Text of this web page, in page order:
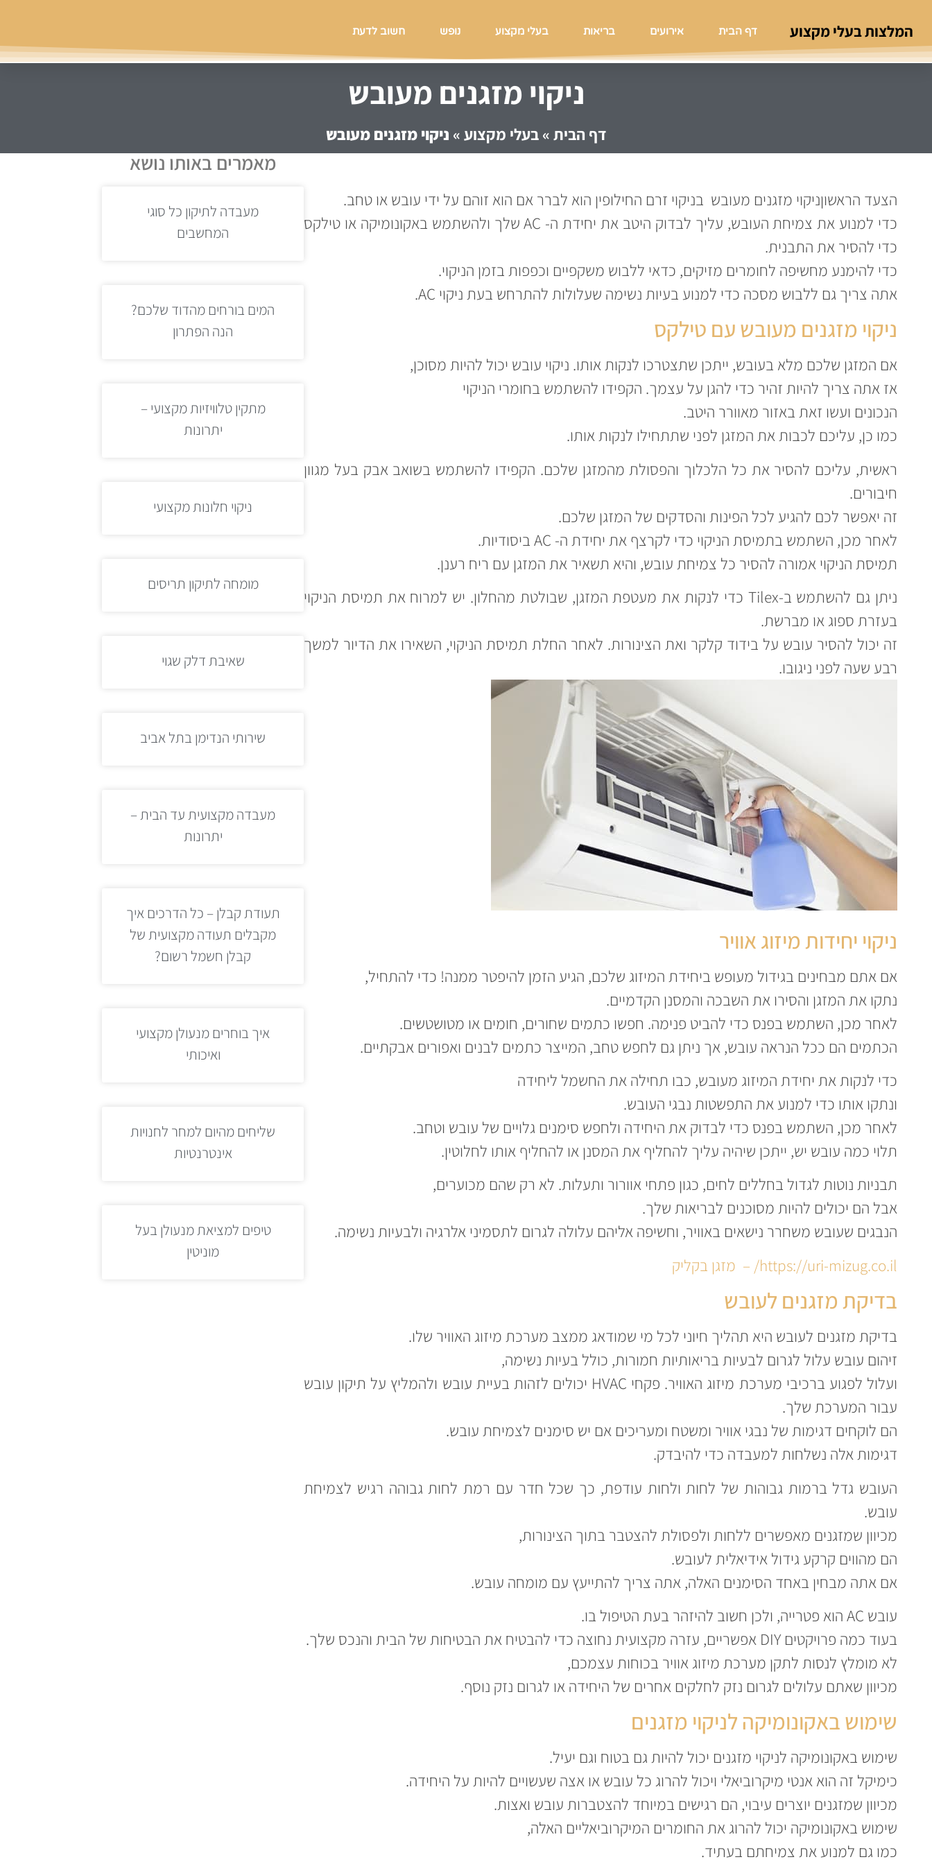
המלצות בעלי מקצוע דף הבית אירועים בריאות בעלי מקצוע נופש חשוב לדעת
ניקוי מזגנים מעובש
דף הבית » בעלי מקצוע » ניקוי מזגנים מעובש
הצעד הראשוןניקוי מזגנים מעובש בניקוי זרם החילופין הוא לברר אם הוא זוהם על ידי עובש או טחב.
כדי למנוע את צמיחת העובש, עליך לבדוק היטב את יחידת ה- AC שלך ולהשתמש באקונומיקה או טילקס
כדי להסיר את התבנית.
כדי להימנע מחשיפה לחומרים מזיקים, כדאי ללבוש משקפיים וכפפות בזמן הניקוי.
אתה צריך גם ללבוש מסכה כדי למנוע בעיות נשימה שעלולות להתרחש בעת ניקוי AC.
ניקוי מזגנים מעובש עם טילקס
אם המזגן שלכם מלא בעובש, ייתכן שתצטרכו לנקות אותו. ניקוי עובש יכול להיות מסוכן,
אז אתה צריך להיות זהיר כדי להגן על עצמך. הקפידו להשתמש בחומרי הניקוי
הנכונים ועשו זאת באזור מאוורר היטב.
כמו כן, עליכם לכבות את המזגן לפני שתתחילו לנקות אותו.
ראשית, עליכם להסיר את כל הלכלוך והפסולת מהמזגן שלכם. הקפידו להשתמש בשואב אבק בעל מגוון
חיבורים.
זה יאפשר לכם להגיע לכל הפינות והסדקים של המזגן שלכם.
לאחר מכן, השתמש בתמיסת הניקוי כדי לקרצף את יחידת ה- AC ביסודיות.
תמיסת הניקוי אמורה להסיר כל צמיחת עובש, והיא תשאיר את המזגן עם ריח רענן.
ניתן גם להשתמש ב-Tilex כדי לנקות את מעטפת המזגן, שבולטת מהחלון. יש למרוח את תמיסת הניקוי
בעזרת ספוג או מברשת.
זה יכול להסיר עובש על בידוד קלקר ואת הצינורות. לאחר החלת תמיסת הניקוי, השאירו את הדיור למשך
רבע שעה לפני ניגובו.
ניקוי יחידות מיזוג אוויר
אם אתם מבחינים בגידול מעופש ביחידת המיזוג שלכם, הגיע הזמן להיפטר ממנה! כדי להתחיל,
נתקו את המזגן והסירו את השבכה והמסנן הקדמיים.
לאחר מכן, השתמש בפנס כדי להביט פנימה. חפשו כתמים שחורים, חומים או מטושטשים.
הכתמים הם ככל הנראה עובש, אך ניתן גם לחפש טחב, המייצר כתמים לבנים ואפורים אבקתיים.
כדי לנקות את יחידת המיזוג מעובש, כבו תחילה את החשמל ליחידה
ונתקו אותו כדי למנוע את התפשטות נבגי העובש.
לאחר מכן, השתמש בפנס כדי לבדוק את היחידה ולחפש סימנים גלויים של עובש וטחב.
תלוי כמה עובש יש, ייתכן שיהיה עליך להחליף את המסנן או להחליף אותו לחלוטין.
תבניות נוטות לגדול בחללים לחים, כגון פתחי אוורור ותעלות. לא רק שהם מכוערים,
אבל הם יכולים להיות מסוכנים לבריאות שלך.
הנבגים שעובש משחרר נישאים באוויר, וחשיפה אליהם עלולה לגרום לתסמיני אלרגיה ולבעיות נשימה.
https://uri-mizug.co.il/ – מזגן בקליק
בדיקת מזגנים לעובש
בדיקת מזגנים לעובש היא תהליך חיוני לכל מי שמודאג ממצב מערכת מיזוג האוויר שלו.
זיהום עובש עלול לגרום לבעיות בריאותיות חמורות, כולל בעיות נשימה,
ועלול לפגוע ברכיבי מערכת מיזוג האוויר. פקחי HVAC יכולים לזהות בעיית עובש ולהמליץ על תיקון עובש
עבור המערכת שלך.
הם לוקחים דגימות של נבגי אוויר ומשטח ומעריכים אם יש סימנים לצמיחת עובש.
דגימות אלה נשלחות למעבדה כדי להיבדק.
העובש גדל ברמות גבוהות של לחות ולחות עודפת, כך שכל חדר עם רמת לחות גבוהה רגיש לצמיחת
עובש.
מכיוון שמזגנים מאפשרים ללחות ולפסולת להצטבר בתוך הצינורות,
הם מהווים קרקע גידול אידיאלית לעובש.
אם אתה מבחין באחד הסימנים האלה, אתה צריך להתייעץ עם מומחה עובש.
עובש AC הוא פטרייה, ולכן חשוב להיזהר בעת הטיפול בו.
בעוד כמה פרויקטים DIY אפשריים, עזרה מקצועית נחוצה כדי להבטיח את הבטיחות של הבית והנכס שלך.
לא מומלץ לנסות לתקן מערכת מיזוג אוויר בכוחות עצמכם,
מכיוון שאתם עלולים לגרום נזק לחלקים אחרים של היחידה או לגרום נזק נוסף.
שימוש באקונומיקה לניקוי מזגנים
שימוש באקונומיקה לניקוי מזגנים יכול להיות גם בטוח וגם יעיל.
כימיקל זה הוא אנטי מיקרוביאלי ויכול להרוג כל עובש או אצה שעשויים להיות על היחידה.
מכיוון שמזגנים יוצרים עיבוי, הם רגישים במיוחד להצטברות עובש ואצות.
שימוש באקונומיקה יכול להרוג את החומרים המיקרוביאליים האלה,
כמו גם למנוע את צמיחתם בעתיד.
מאמרים באותו נושא
מעבדה לתיקון כל סוגי
המחשבים
המים בורחים מהדוד שלכם?
הנה הפתרון
מתקין טלוויזיות מקצועי –
יתרונות
ניקוי חלונות מקצועי
מומחה לתיקון תריסים
שאיבת דלק שגוי
שירותי הנדימן בתל אביב
מעבדה מקצועית עד הבית –
יתרונות
תעודת קבלן – כל הדרכים איך
מקבלים תעודה מקצועית של
קבלן חשמל רשום?
איך בוחרים מנעולן מקצועי
ואיכותי
שליחים מהיום למחר לחנויות
אינטרנטיות
טיפים למציאת מנעולן בעל
מוניטין